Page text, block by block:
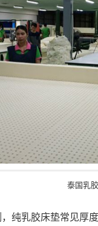
泰国乳
纯乳胶床垫常见厚